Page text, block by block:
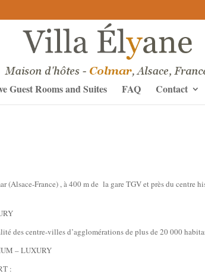
Guest Rooms and Suites FAQ Contact
France) , à 400 m de la gare TGV et près du centre
des centre-villes d’agglomérations de plus de 20 000
– LUXURY
: